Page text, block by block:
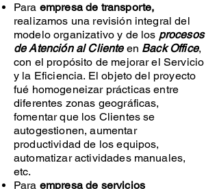
Para empresa de transporte,
realizamos una revisión integral del
modelo organizativo y de los procesos
de Atención al Clienteen Back Office,
con el propósito de mejorar el Servicio
y la Eficiencia. El objeto del proyecto
fué homogeneizar prácticas entre
diferentes zonas geográficas,
fomentar que los Clientes se
autogestionen, aumentar
productividad de los equipos,
automatizar actividades manuales,
etc.
Para empresa de servicios